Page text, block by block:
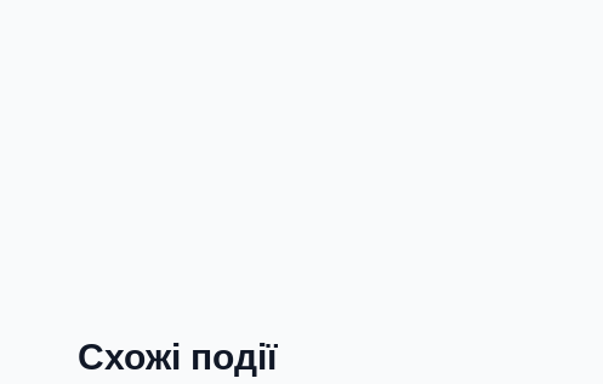
Схожі події